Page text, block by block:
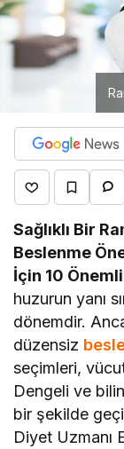
Sağlıklı Bir
Beslenme
İçin 10
huzurun yanı
dönemdir.
düzensiz
seçimleri,
Dengeli ve
bir şekilde
Diyet Uzmanı